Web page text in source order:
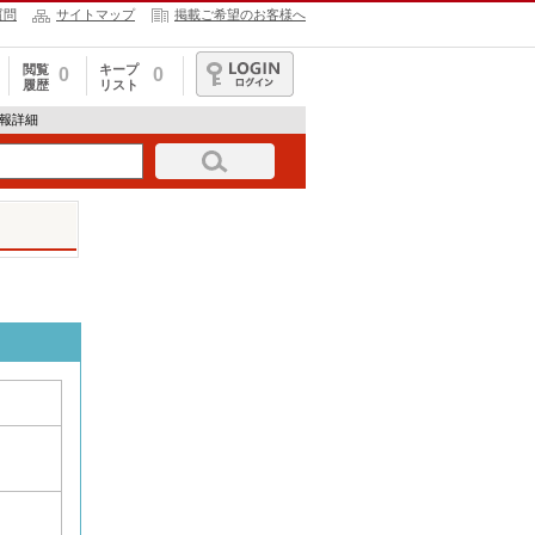
問 サイトマップ 掲載ご希望のお客様へ
閲覧
履歴
0
キープ
リスト
0
ログイン
詳細